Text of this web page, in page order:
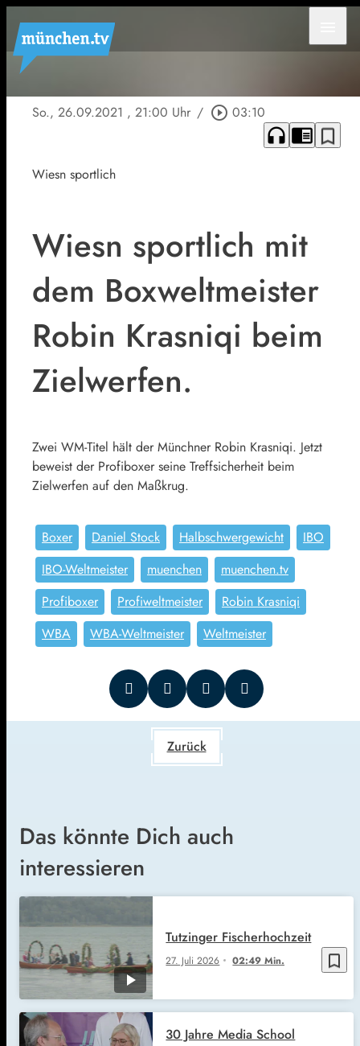
So., 26.09.2021 , 21:00 Uhr / play_circle_outline 03:10
headphones chrome_reader_mode bookmark_border
Wiesn sportlich
Wiesn sportlich mit
dem Boxweltmeister
Robin Krasniqi beim
Zielwerfen.
Zwei WM-Titel hält der Münchner Robin Krasniqi. Jetzt
beweist der Profiboxer seine Treffsicherheit beim
Zielwerfen auf den Maßkrug.
Boxer Daniel Stock Halbschwergewicht
IBO
IBO-Weltmeister
muenchen
muenchen.tv
Profiboxer
Profiweltmeister
Robin Krasniqi
WBA
WBA-Weltmeister Weltmeister
Zurück
Das könnte Dich auch
interessieren
bookmark_border
27. Juli 2026 02:49 Min.
Tutzinger Fischerhochzeit
30 Jahre Media School